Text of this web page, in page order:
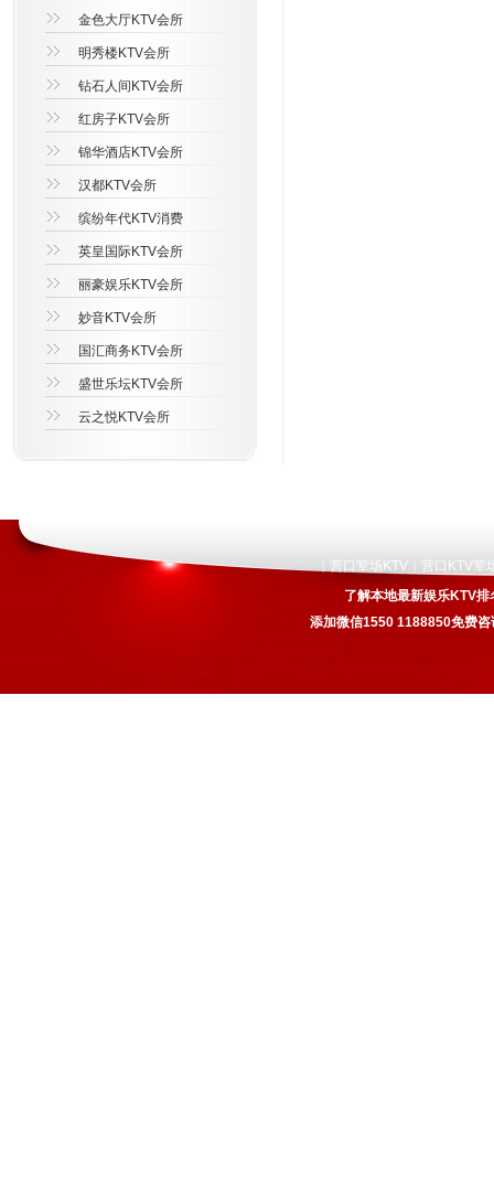
金色大厅KTV会所
明秀楼KTV会所
钻石人间KTV会所
红房子KTV会所
锦华酒店KTV会所
汉都KTV会所
缤纷年代KTV消费
英皇国际KTV会所
丽豪娱乐KTV会所
妙音KTV会所
国汇商务KTV会所
盛世乐坛KTV会所
云之悦KTV会所
营口荤场KTV
营口KTV荤
了解本地最新娱乐KTV
添加微信1550 1188850免费